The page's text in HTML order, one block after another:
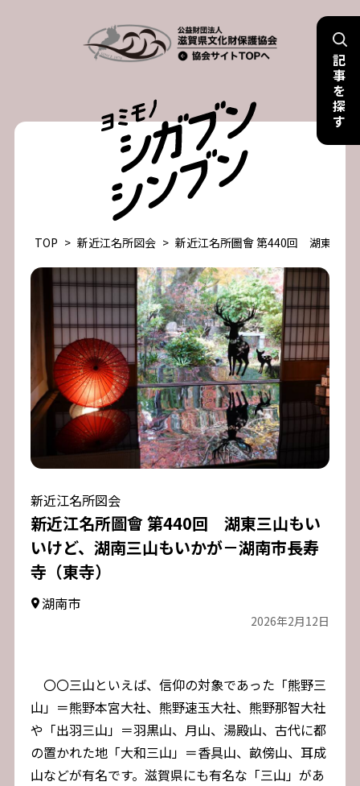
記
事
を
探
す
TOP > 新近江名所図会 > 新近江名所圖會 第440回 湖東三山
新近江名所図会
新近江名所圖會 第440回 湖東三山もい
いけど、湖南三山もいかが－湖南市長寿
寺（東寺）
湖南市
2026年2月12日
〇〇三山といえば、信仰の対象であった「熊野三
山」＝熊野本宮大社、熊野速玉大社、熊野那智大社
や「出羽三山」＝羽黒山、月山、湯殿山、古代に都
の置かれた地「大和三山」＝香具山、畝傍山、耳成
山などが有名です。滋賀県にも有名な「三山」があ